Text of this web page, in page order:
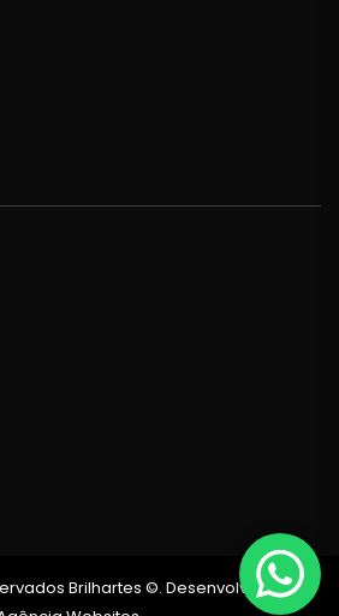
Brilhartes ©. Desenvolvido por